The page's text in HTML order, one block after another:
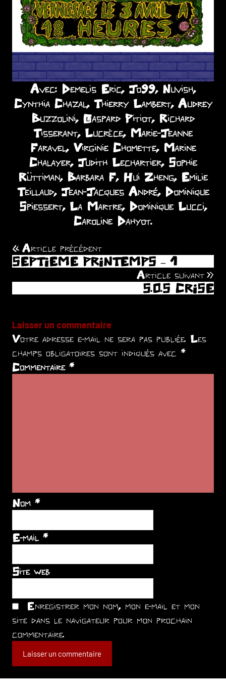
Avec: Demelis Eric, Jo99, Nuvish,
Cynthia Chazal, Thierry Lambert, Audrey
Buzzolini, Gaspard Pitiot, Richard
Tisserant, Lucrèce, Marie-Jeanne
Faravel, Virginie Chomette, Marine
Chalayer, Judith Lechartier, Sophie
Rüttiman, Barbara F, Hui Zheng, Emilie
Teillaud, Jean-Jacques André, Dominique
Spiessert, La Martre, Dominique Lucci,
Caroline Dahyot.
Navigation
de
Article précédent
SEPTIEME PRINTEMPS – 1
Article suivant
S.O.S CRISE
Laisser un commentaire
Votre adresse e-mail ne sera pas publiée. Les
champs obligatoires sont indiqués avec *
Commentaire *
Nom *
E-mail *
Site web
Enregistrer mon nom, mon e-mail et mon
site dans le navigateur pour mon prochain
commentaire.